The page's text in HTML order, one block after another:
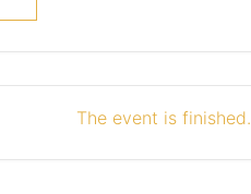
The event is finished.